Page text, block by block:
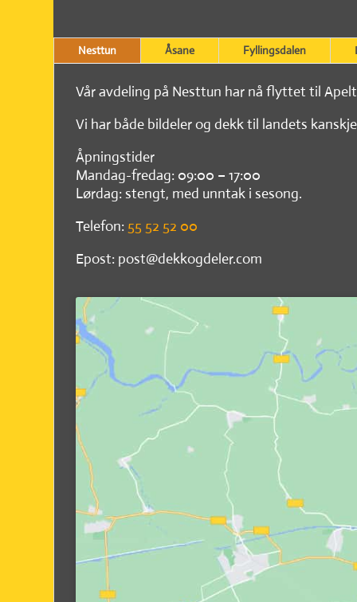
Nesttun Åsane Fyllingsdalen
Vår avdeling på Nesttun har nå flyttet til
Vi har både bildeler og dekk til landets
Åpningstider
Mandag-fredag: 09:00 – 17:00
Lørdag: stengt, med unntak i sesong.
Telefon: 55 52 52 00
Epost: post@dekkogdeler.com